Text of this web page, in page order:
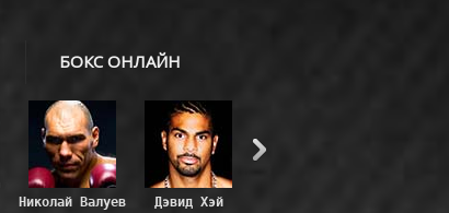
БОКС ОНЛАЙН
Николай Валуев Дэвид Хэй